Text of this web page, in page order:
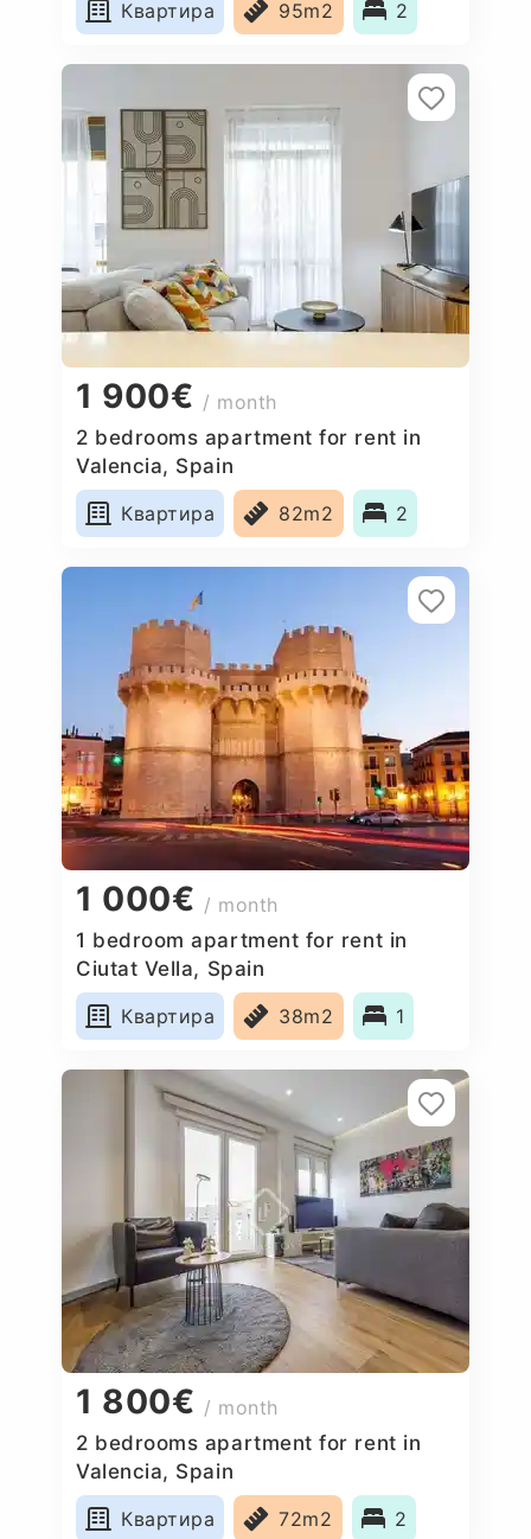
Квартира 95m2 2
1 900€ / month
2 bedrooms apartment for rent in
Valencia, Spain
Квартира
82m2 2
1 000€ / month
1 bedroom apartment for rent in
Ciutat Vella, Spain
Квартира
38m2 1
1 800€ / month
2 bedrooms apartment for rent in
Valencia, Spain
Квартира
72m2 2